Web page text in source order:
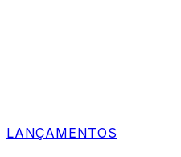
LANÇAMENTOS